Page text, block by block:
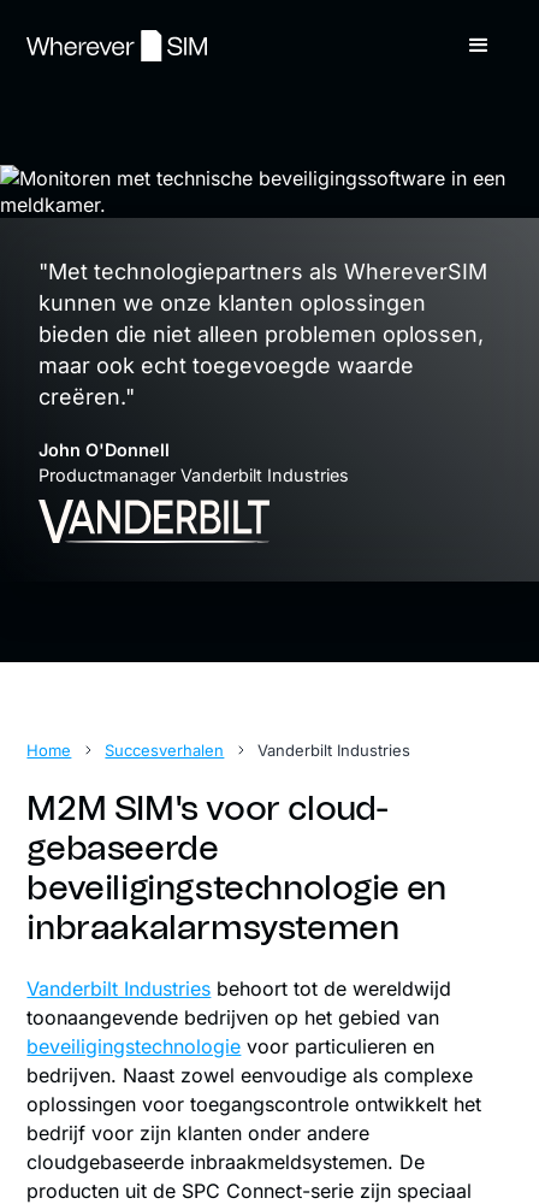
"Met technologiepartners als WhereverSIM
kunnen we onze klanten oplossingen
bieden die niet alleen problemen oplossen,
maar ook echt toegevoegde waarde
creëren."
John O'Donnell ‍
Productmanager Vanderbilt Industries
Home Succesverhalen Vanderbilt Industries
M2M SIM's voor cloud-
gebaseerde
beveiligingstechnologie en
inbraakalarmsystemen
Vanderbilt Industries behoort tot de wereldwijd
toonaangevende bedrijven op het gebied van
beveiligingstechnologie voor particulieren en
bedrijven. Naast zowel eenvoudige als complexe
oplossingen voor toegangscontrole ontwikkelt het
bedrijf voor zijn klanten onder andere
cloudgebaseerde inbraakmeldsystemen. De
producten uit de SPC Connect-serie zijn speciaal